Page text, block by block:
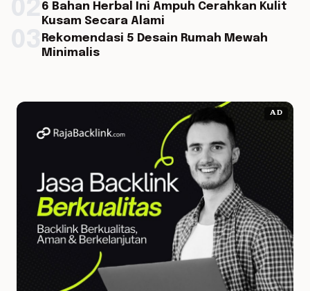
6 Bahan Herbal Ini Ampuh Cerahkan Kulit
Kusam Secara Alami
Rekomendasi 5 Desain Rumah Mewah
Minimalis
AD